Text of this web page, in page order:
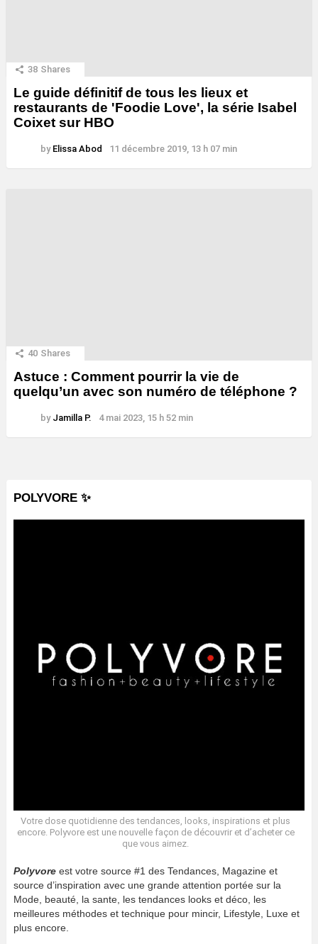
38 Shares
Le guide définitif de tous les lieux et
restaurants de 'Foodie Love', la série Isabel
Coixet sur HBO
by Elissa Abod 11 décembre 2019, 13 h 07 min
40 Shares
Astuce : Comment pourrir la vie de
quelqu’un avec son numéro de téléphone ?
by Jamilla P. 4 mai 2023, 15 h 52 min
POLYVORE ✨
Votre dose quotidienne des tendances, looks, inspirations et plus
encore. Polyvore est une nouvelle façon de découvrir et d’acheter ce
que vous aimez.
Polyvore est votre source #1 des Tendances, Magazine et
source d’inspiration avec une grande attention portée sur la
Mode, beauté, la sante, les tendances looks et déco, les
meilleures méthodes et technique pour mincir, Lifestyle, Luxe et
plus encore.